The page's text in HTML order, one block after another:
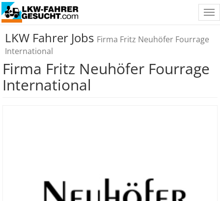
LKW Fahrer Jobs Firma Fritz Neuhöfer Fourrage
International
Firma Fritz Neuhöfer Fourrage
International